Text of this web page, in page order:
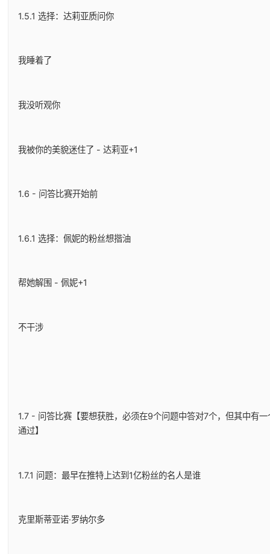
1.5.1 选择：达莉亚质问你
我睡着了
我没听观你
我被你的美貌迷住了 - 达莉亚+1
1.6 - 问答比赛开始前
1.6.1 选择：佩妮的粉丝想揩油
帮她解围 - 佩妮+1
不干涉
1.7 - 问答比赛【要想获胜，必须在9个问题中答对7个，但其中有
通过】
1.7.1 问题：最早在推特上达到1亿粉丝的名人是谁
克里斯蒂亚诺·罗纳尔多